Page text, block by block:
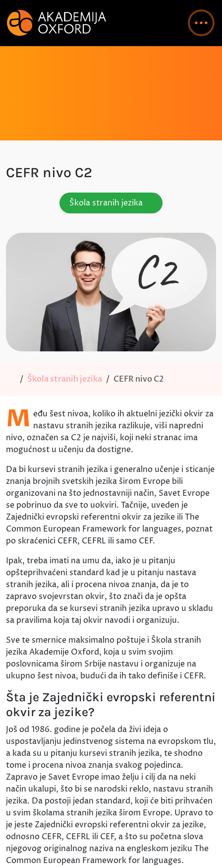
CEFR nivo C2
Škola stranih jezika
Škola stranih jezika CEFR nivo C2
M eđu šest nivoa, koliko ih aktuelni jezički okvir za
nastavu stranih jezika razlikuje, viši napredni
nivo, označen sa C2 je najviši, koji neki stranac ima
mogućnost u učenju da dostigne.
Da bi kursevi stranih jezika i generalno učenje i sticanje
znanja brojnih svetskih jezika širom Evrope bili
organizovani na što jednostavniji način, Savet Evrope
se pobrinuo da sve to uokviri. Tačnije, uveden je
Zajednički evropski referentni okvir za jezike ili The
Common European Framework for languages, poznat
po skraćenici CEFR, CEFRL ili samo CEF.
Ipak, treba imati na umu da, iako je u pitanju
opšteprihvaćeni standard kad je u pitanju nastava
stranih jezika, ali i procena nivoa znanja, da je to
zapravo svojevrstan okvir, što znači da je opšta
preporuka da se kursevi stranih jezika upravo u skladu
sa pravilima koja taj okvir navodi i organizuju.
Sve te smernice maksimalno poštuje i Škola stranih
jezika Akademije Oxford, koja u svim svojim
poslovnicama širom Srbije nastavu i organizuje na
ukupno šest nivoa, budući da ih tako definiše i CEFR.
Šta je Zajednički evropski referentni
okvir za jezike?
Još od 1986. godine je počela da živi ideja o
uspostavljanju jedinstvenog sistema na evropskom tlu,
a kada su u pitanju kursevi stranih jezika, te shodno
tome i procena nivoa znanja svakog pojedinca.
Zapravo je Savet Evrope imao želju i cilj da na neki
način ukalupi, što bi se narodski reklo, nastavu stranih
jezika. Da postoji jedan standard, koji će biti prihvaćen
u svim školama stranih jezika širom Evrope. Upravo to
je jeste Zajednički evropski referentni okvir za jezike,
odnosno CEFR, CEFRL ili CEF, a što su početna slova
njegovog originalnog naziva na engleskom jeziku The
Common European Framework for languages.